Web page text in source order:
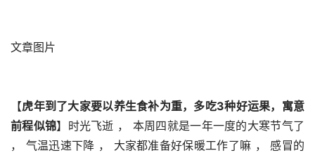
文章图片
【虎年到了大家要以养生食补为重，多吃3种好运果，寓意
前程似锦】时光飞逝 ， 本周四就是一年一度的大寒节气了
， 气温迅速下降 ， 大家都准备好保暖工作了嘛 ， 感冒的